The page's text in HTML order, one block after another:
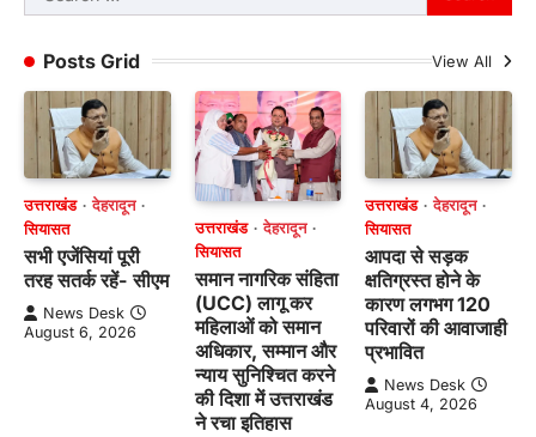
for:
Posts Grid
View All
उत्तराखंड
देहरादून
सियासत
सभी एजेंसियां पूरी
तरह सतर्क रहें- सीएम
News Desk
August 6, 2026
उत्तराखंड
देहरादून
सियासत
समान नागरिक संहिता
(UCC) लागू कर
महिलाओं को समान
अधिकार, सम्मान और
न्याय सुनिश्चित करने
की दिशा में उत्तराखंड
ने रचा इतिहास
उत्तराखंड
देहरादून
सियासत
आपदा से सड़क
क्षतिग्रस्त होने के
कारण लगभग 120
परिवारों की आवाजाही
प्रभावित
News Desk
August 4, 2026